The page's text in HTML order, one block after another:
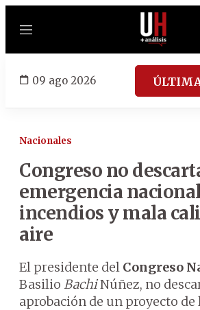
Menú
09 ago 2026
Nacionales
Congreso no
emergencia
incendios y mala
aire
El presidente del Congreso
Basilio BachiNúñez, no
aprobación de un proyecto